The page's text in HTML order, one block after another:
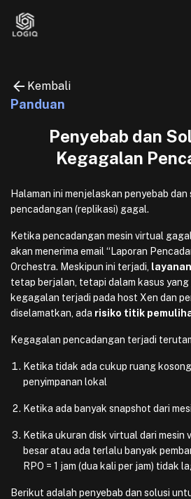
Kembali
Panduan
Penyebab dan
Kegagalan
Halaman ini menjelaskan penyebab
pencadangan (replikasi) gagal.
Ketika pencadangan mesin virtual
akan menerima email “Laporan
Orchestra. Meskipun ini terjadi,
tetap berjalan, tetapi dalam kasus
kegagalan terjadi pada host Xen dan
diselamatkan, ada risiko titik
Kegagalan pencadangan terjadi
Ketika tidak ada cukup ruang
penyimpanan lokal
Ketika ada banyak snapshot dari
Ketika ukuran disk virtual dari mesin
besar atau ada terlalu banyak
RPO = 1 jam (dua kali per jam) tidak
Berikut adalah penyebab dan solusi